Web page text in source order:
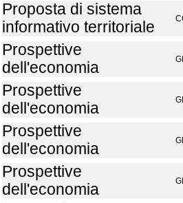
Proposta di sistema
informativo territoriale
Prospettive
dell'economia
Prospettive
dell'economia
Prospettive
dell'economia
Prospettive
dell'economia